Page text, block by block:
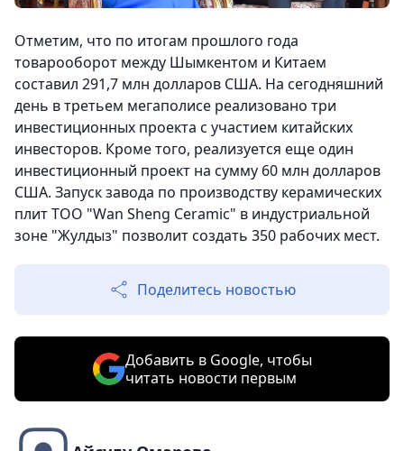
Отметим, что по итогам прошлого года
товарооборот между Шымкентом и Китаем
составил 291,7 млн долларов США. На сегодняшний
день в третьем мегаполисе реализовано три
инвестиционных проекта с участием китайских
инвесторов. Кроме того, реализуется еще один
инвестиционный проект на сумму 60 млн долларов
США. Запуск завода по производству керамических
плит ТОО "Wan Sheng Ceramic" в индустриальной
зоне "Жулдыз" позволит создать 350 рабочих мест.
Поделитесь новостью
Добавить в Google, чтобы
читать новости первым